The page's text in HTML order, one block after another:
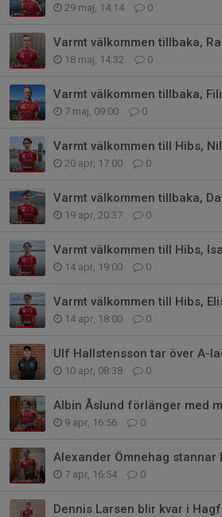
29 maj, 14:14 0
Varmt välkommen tillbaka,
18 maj, 14:32 0
Varmt välkommen tillbaka,
7 maj, 09:00 0
Varmt välkommen till Hibs,
20 apr, 17:00 0
Varmt välkommen tillbaka,
19 apr, 20:37 0
Varmt välkommen till Hibs,
14 apr, 19:00 0
Varmt välkommen till Hibs,
14 apr, 18:00 0
Ulf Hallstensson tar över A-
10 apr, 08:38 0
Albin Åslund förlänger med
9 apr, 16:56 0
Alexander Ömnehag stannar
7 apr, 16:54 0
Dennis Larsen blir kvar i